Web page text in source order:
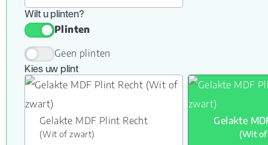
Wilt u plinten?
Plinten
Geen plinten
Kies uw plint
Gelakte MDF Plint Recht
(Wit of zwart)
Gelakte
(Wit